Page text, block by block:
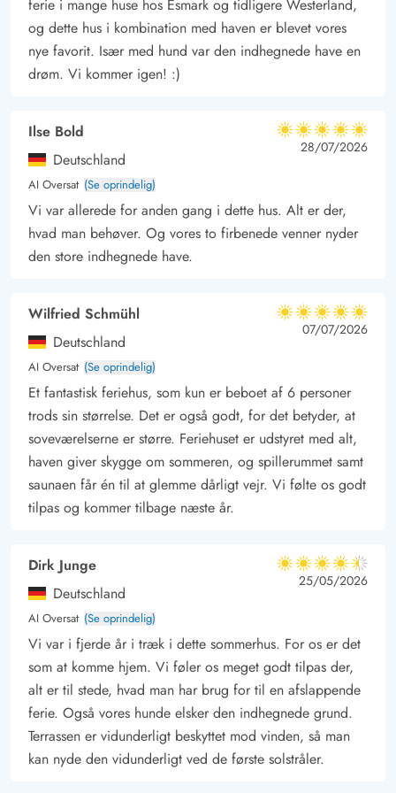
kan helt sikkert finde noget for enhver samg og aldersgruppe.
ferie i mange huse hos Esmark og tidligere Westerland,
og dette hus i kombination med haven er blevet vores
nye favorit. Især med hund var den indhegnede have en
drøm. Vi kommer igen! :)
Ilse Bold
Deutschland
AI Oversat (Se oprindelig)
5 ud af 5
5 ud af 5
5 out of 5
28/07/2026
Vi var allerede for anden gang i dette hus. Alt er der,
hvad man behøver. Og vores to firbenede venner nyder
den store indhegnede have.
Wilfried Schmühl
Deutschland
AI Oversat (Se oprindelig)
5 ud af 5
5 ud af 5
5 out of 5
07/07/2026
Et fantastisk feriehus, som kun er beboet af 6 personer
trods sin størrelse. Det er også godt, for det betyder, at
soveværelserne er større. Feriehuset er udstyret med alt,
haven giver skygge om sommeren, og spillerummet samt
saunaen får én til at glemme dårligt vejr. Vi følte os godt
tilpas og kommer tilbage næste år.
Dirk Junge
Deutschland
AI Oversat (Se oprindelig)
4.5 ud af 5
4.5 ud af 5
4.5 out of 5
25/05/2026
Vi var i fjerde år i træk i dette sommerhus. For os er det
som at komme hjem. Vi føler os meget godt tilpas der,
alt er til stede, hvad man har brug for til en afslappende
ferie. Også vores hunde elsker den indhegnede grund.
Terrassen er vidunderligt beskyttet mod vinden, så man
kan nyde den vidunderligt ved de første solstråler.